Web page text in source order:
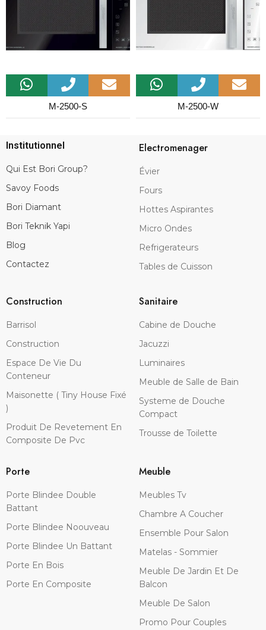
M-2500-S M-2500-W
Institutionnel
Qui Est Bori Group?
Savoy Foods
Bori Diamant
Bori Teknik Yapi
Blog
Contactez
Electromenager
Évier
Fours
Hottes Aspirantes
Micro Ondes
Refrigerateurs
Tables de Cuisson
Construction
Barrisol
Construction
Espace De Vie Du
Conteneur
Maisonette ( Tiny House Fixé
)
Produit De Revetement En
Composite De Pvc
Sanitaire
Cabine de Douche
Jacuzzi
Luminaires
Meuble de Salle de Bain
Systeme de Douche
Compact
Trousse de Toilette
Porte
Porte Blindee Double
Battant
Porte Blindee Noouveau
Porte Blindee Un Battant
Porte En Bois
Porte En Composite
Meuble
Meubles Tv
Chambre A Coucher
Ensemble Pour Salon
Matelas - Sommier
Meuble De Jardin Et De
Balcon
Meuble De Salon
Promo Pour Couples